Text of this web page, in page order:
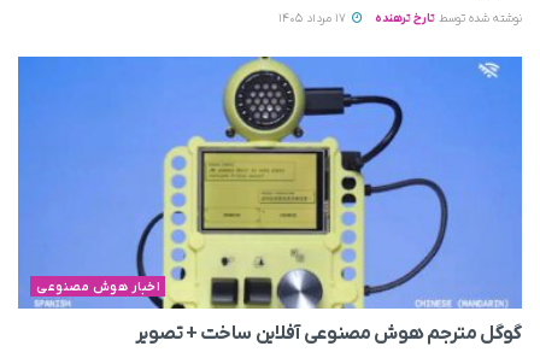
نوشته شده توسط تارخ ترهنده
اخبار هوش مصنوعی
گوگل مترجم هوش مصنوعی آفلاین ساخت + تصویر